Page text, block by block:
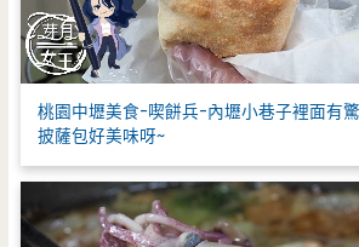
桃園中壢美食-喫餅兵-內壢小巷子裡面有
披薩包好美味呀~